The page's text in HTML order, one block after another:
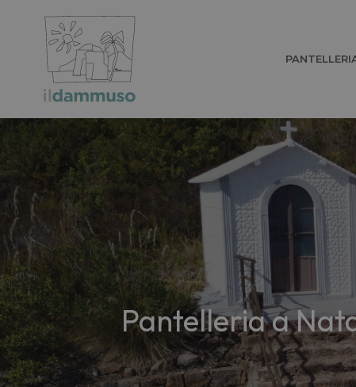
Pantelleria a Natale: esperienze autentiche e luoghi imperdibili